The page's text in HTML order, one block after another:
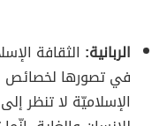
الربانية: الثقافة
في تصورها لخصائص
الإسلاميّة لا تنظر